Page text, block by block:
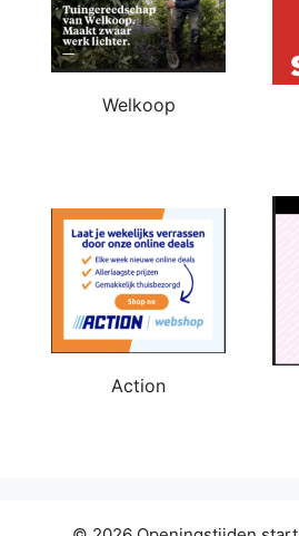
Welkoop
Action